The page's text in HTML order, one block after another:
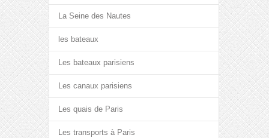
La Seine des Nautes
les bateaux
Les bateaux parisiens
Les canaux parisiens
Les quais de Paris
Les transports à Paris